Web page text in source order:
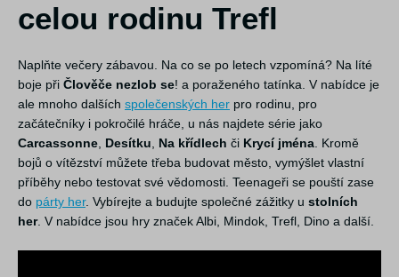
celou rodinu Trefl
Naplňte večery zábavou. Na co se po letech vzpomíná? Na líté
boje při Člověče nezlob se! a poraženého tatínka. V nabídce je
ale mnoho dalších společenských her pro rodinu, pro
začátečníky i pokročilé hráče, u nás najdete série jako
Carcassonne Desítku Na křídlech či Krycí jména . Kromě
bojů o vítězství můžete třeba budovat město, vymýšlet vlastní
příběhy nebo testovat své vědomosti. Teenageři se pouští zase
do párty her. Vybírejte a budujte společné zážitky u stolních
her. V nabídce jsou hry značek Albi, Mindok, Trefl, Dino a další.